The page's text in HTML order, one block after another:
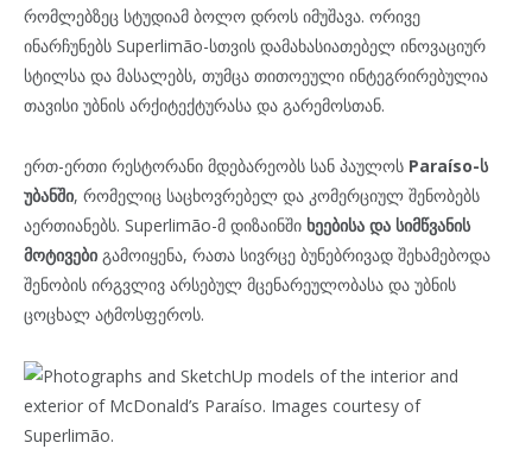
რომლებზეც სტუდიამ ბოლო დროს იმუშავა. ორივე
ინარჩუნებს Superlimão-სთვის დამახასიათებელ ინოვაციურ
სტილსა და მასალებს, თუმცა თითოეული ინტეგრირებულია
თავისი უბნის არქიტექტურასა და გარემოსთან.
ერთ-ერთი რესტორანი მდებარეობს სან პაულოს Paraíso-ს
უბანში, რომელიც საცხოვრებელ და კომერციულ შენობებს
აერთიანებს. Superlimão-მ დიზაინში ხეებისა და სიმწვანის
მოტივები გამოიყენა, რათა სივრცე ბუნებრივად შეხამებოდა
შენობის ირგვლივ არსებულ მცენარეულობასა და უბნის
ცოცხალ ატმოსფეროს.